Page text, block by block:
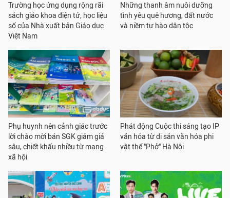
Trường học ứng dụng rộng rãi
sách giáo khoa điện tử, học liệu
số của Nhà xuất bản Giáo dục
Việt Nam
Những thanh âm nuôi dưỡng
tình yêu quê hương, đất nước
và niềm tự hào dân tộc
Phụ huynh nên cảnh giác trước
lời chào mời bán SGK giảm giá
sâu, chiết khấu nhiều từ mạng
xã hội
Phát động Cuộc thi sáng tạo IP
văn hóa từ di sản văn hóa phi
vật thể "Phở" Hà Nội